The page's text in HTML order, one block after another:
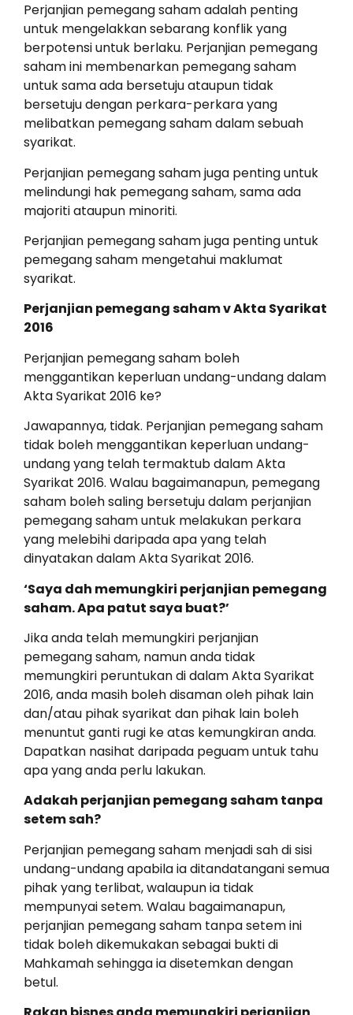
Perjanjian pemegang saham adalah penting
untuk mengelakkan sebarang konflik yang
berpotensi untuk berlaku. Perjanjian pemegang
saham ini membenarkan pemegang saham
untuk sama ada bersetuju ataupun tidak
bersetuju dengan perkara-perkara yang
melibatkan pemegang saham dalam sebuah
syarikat.
Perjanjian pemegang saham juga penting untuk
melindungi hak pemegang saham, sama ada
majoriti ataupun minoriti.
Perjanjian pemegang saham juga penting untuk
pemegang saham mengetahui maklumat
syarikat.
Perjanjian pemegang saham v Akta Syarikat
2016
Perjanjian pemegang saham boleh
menggantikan keperluan undang-undang dalam
Akta Syarikat 2016 ke?
Jawapannya, tidak. Perjanjian pemegang saham
tidak boleh menggantikan keperluan undang-
undang yang telah termaktub dalam Akta
Syarikat 2016. Walau bagaimanapun, pemegang
saham boleh saling bersetuju dalam perjanjian
pemegang saham untuk melakukan perkara
yang melebihi daripada apa yang telah
dinyatakan dalam Akta Syarikat 2016.
‘Saya dah memungkiri perjanjian pemegang
saham. Apa patut saya buat?’
Jika anda telah memungkiri perjanjian
pemegang saham, namun anda tidak
memungkiri peruntukan di dalam Akta Syarikat
2016, anda masih boleh disaman oleh pihak lain
dan/atau pihak syarikat dan pihak lain boleh
menuntut ganti rugi ke atas kemungkiran anda.
Dapatkan nasihat daripada peguam untuk tahu
apa yang anda perlu lakukan.
Adakah perjanjian pemegang saham tanpa
setem sah?
Perjanjian pemegang saham menjadi sah di sisi
undang-undang apabila ia ditandatangani semua
pihak yang terlibat, walaupun ia tidak
mempunyai setem. Walau bagaimanapun,
perjanjian pemegang saham tanpa setem ini
tidak boleh dikemukakan sebagai bukti di
Mahkamah sehingga ia disetemkan dengan
betul.